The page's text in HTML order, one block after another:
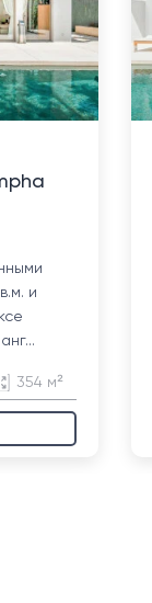
и
354 м²